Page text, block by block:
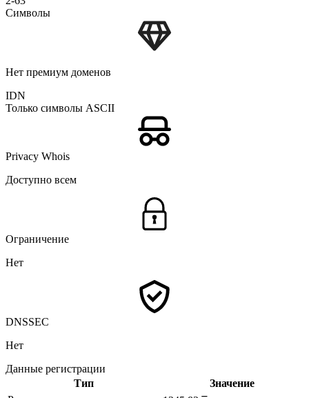
Символы
Нет премиум доменов
IDN
Только символы ASCII
Privacy Whois
Доступно всем
Ограничение
Нет
DNSSEC
Нет
Данные регистрации
Тип
Значение